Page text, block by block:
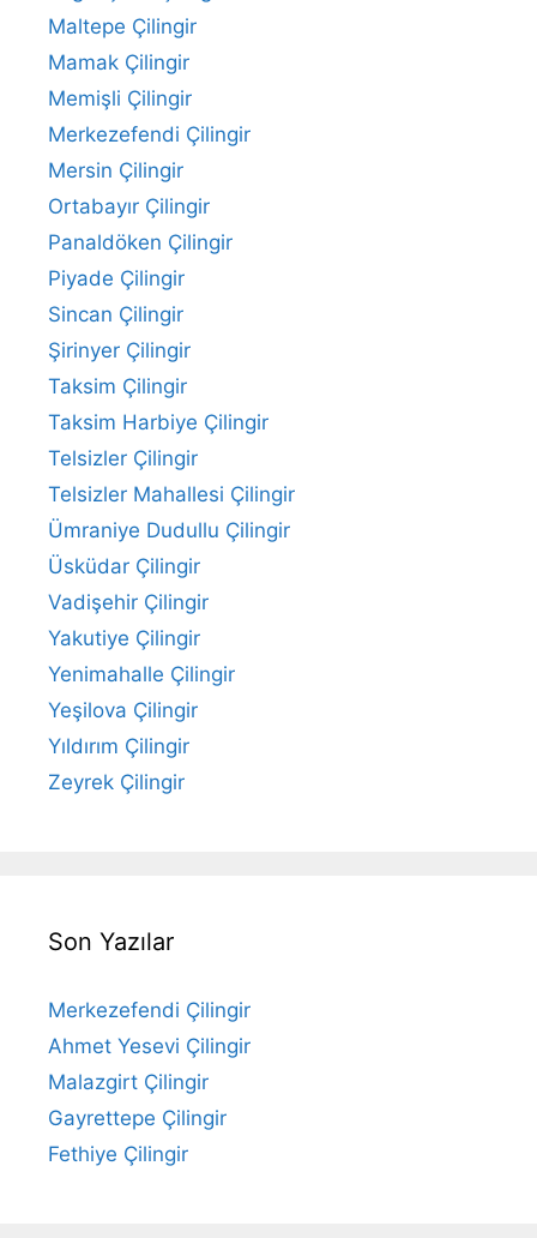
Maltepe Çilingir
Mamak Çilingir
Memişli Çilingir
Merkezefendi Çilingir
Mersin Çilingir
Ortabayır Çilingir
Panaldöken Çilingir
Piyade Çilingir
Sincan Çilingir
Şirinyer Çilingir
Taksim Çilingir
Taksim Harbiye Çilingir
Telsizler Çilingir
Telsizler Mahallesi Çilingir
Ümraniye Dudullu Çilingir
Üsküdar Çilingir
Vadişehir Çilingir
Yakutiye Çilingir
Yenimahalle Çilingir
Yeşilova Çilingir
Yıldırım Çilingir
Zeyrek Çilingir
Son Yazılar
Merkezefendi Çilingir
Ahmet Yesevi Çilingir
Malazgirt Çilingir
Gayrettepe Çilingir
Fethiye Çilingir